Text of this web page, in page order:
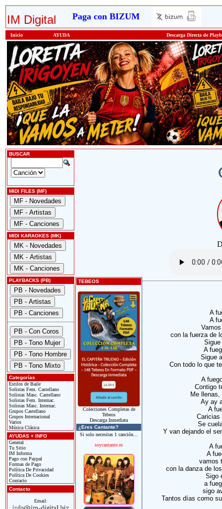
IM Digital Paga con BIZUM
Inicio AYUDA Descarga Directa de
BUSCAR
MIDI FILES (MF)
MIDI KARAOKES (MK)
PLAYBACKS (PB)
Categorías
Estilos de Baile
Solistas Fem. Castellano
Solistas Masc. Castellano
Solistas Fem. Internac.
Solistas Masc. Internac.
Grupos Castellano
Grupos Internacional
Varios
Música Clásica
AYUDAS + INFO
General
Tu Sitio
IM Informa
Pago con Paypal
Formas de Pago
Política De Privacidad
Política De Cookies
Contacto
Contacto
Email:
TEBEOS
Colecciones Completas de
Tebeos
Descarga Inmediata
¿Eres Cantante?
Si solo necesitas 1 canción...
soycantante.es
A
A
con la fuerza de
A
Sigue
Con todo lo que
A
Contigo
Me
Ay ay
A
Caricias
Se
Y van dejando el
A
A
vamos
con la danza de
Sigo
a
sigo
Tantos días como